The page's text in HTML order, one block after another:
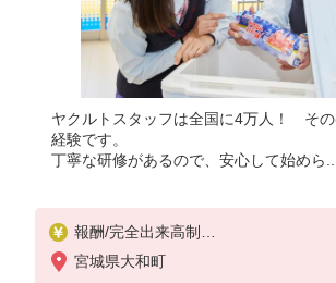
ヤクルトスタッフは全国に4万人！ そ
経験です。
丁寧な研修があるので、安心して始めら...
報酬/完全出来高制
月給10万円〜扶養内OK/月給14万円
も可能！
宮城県大和町